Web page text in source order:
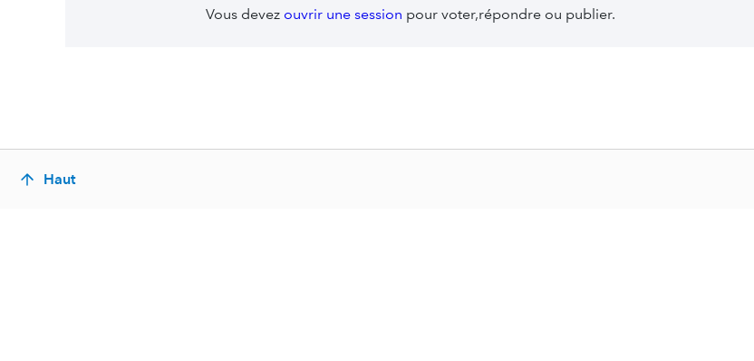
Vous devez ouvrir une session pour voter,répondre ou publier.
Haut